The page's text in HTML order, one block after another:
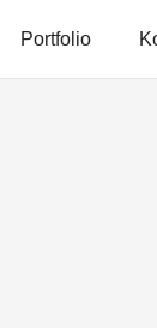
Portfolio